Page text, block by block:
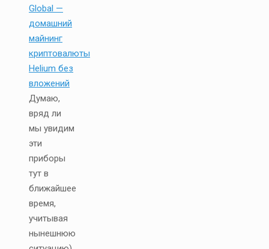
Global —
домашний
майнинг
криптовалюты
Helium без
вложений
Думаю,
вряд ли
мы увидим
эти
приборы
тут в
ближайшее
время,
учитывая
нынешнюю